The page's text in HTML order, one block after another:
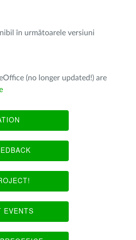
în următoarele versiuni
(no longer updated!) are
EVENTS